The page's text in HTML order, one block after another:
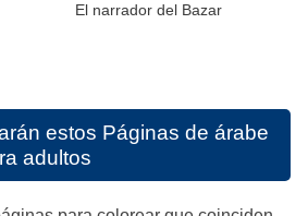
El narrador del Bazar
estos Páginas de árabe
adultos